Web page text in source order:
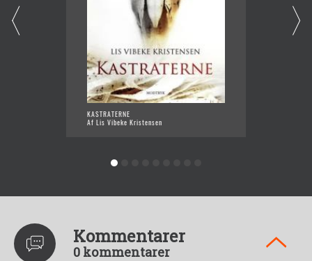
KASTRATERNE
Af Lis Vibeke Kristensen
Kommentarer
0 kommentarer